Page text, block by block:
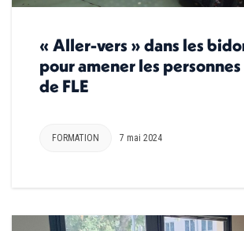
« Aller-vers » dans les
pour amener les personnes
de FLE
FORMATION 7 mai 2024